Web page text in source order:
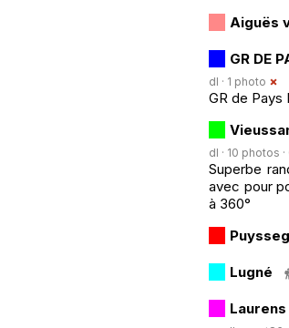
Aiguës
GR DE
dl · 1 photo
GR de Pays
dl · 10 photos ·
Superbe
avec pour
à 360°
Lugné